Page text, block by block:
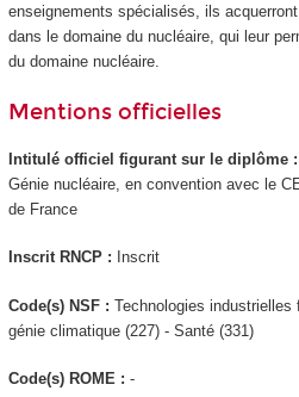
enseignements spécialisés, ils
dans le domaine du nucléaire, qui leur
du domaine nucléaire.
Mentions officielles
Intitulé officiel figurant sur le diplôme :
Génie nucléaire, en convention avec le
de France
Inscrit RNCP: Inscrit
Code(s) NSF : Technologies industrielles
génie climatique (227) - Santé (331)
Code(s) ROME : -